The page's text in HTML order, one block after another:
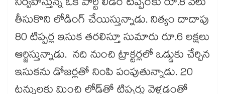
తీసుకొని లోడింగ్ చేయిస్తున్నాడు. నిత్యం దాదాపు
80 టిప్పర్ల ఇసుక తరలిస్తూ సుమారు రూ.6 లక్షలు
ఆర్జిస్తున్నాడు. నది నుంచి ట్రాక్టర్లలో ఒడ్డుకు చేర్చిన
ఇసుకను డోజర్లతో నింపి పంపుతున్నాడు. 20